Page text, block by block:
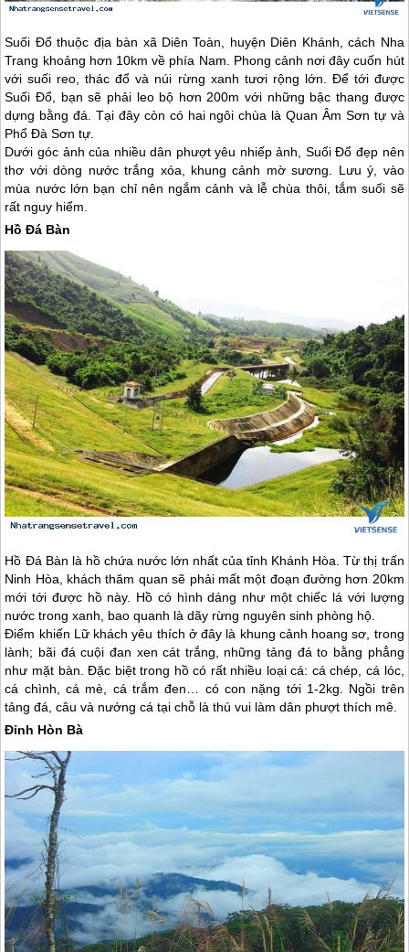
Suối Đổ thuộc địa bàn xã Diên Toàn, huyện Diên Khánh, cách Nha
Trang khoảng hơn 10km về phía Nam. Phong cảnh nơi đây cuốn hút
với suối reo, thác đổ và núi rừng xanh tươi rộng lớn. Để tới được
Suối Đổ, bạn sẽ phải leo bộ hơn 200m với những bậc thang được
dựng bằng đá. Tại đây còn có hai ngôi chùa là Quan Âm Sơn tự và
Phổ Đà Sơn tự.
Dưới góc ảnh của nhiều dân phượt yêu nhiếp ảnh, Suối Đổ đẹp nên
thơ với dòng nước trắng xóa, khung cảnh mờ sương. Lưu ý, vào
mùa nước lớn bạn chỉ nên ngắm cảnh và lễ chùa thôi, tắm suối sẽ
rất nguy hiểm.
Hồ Đá Bàn
Hồ Đá Bàn là hồ chứa nước lớn nhất của tỉnh Khánh Hòa. Từ thị trấn
Ninh Hòa, khách thăm quan sẽ phải mất một đoạn đường hơn 20km
mới tới được hồ này. Hồ có hình dáng như một chiếc lá với lượng
nước trong xanh, bao quanh là dãy rừng nguyên sinh phòng hộ.
Điểm khiến Lữ khách yêu thích ở đây là khung cảnh hoang sơ, trong
lành; bãi đá cuội đan xen cát trắng, những tảng đá to bằng phẳng
như mặt bàn. Đặc biệt trong hồ có rất nhiều loại cá: cá chép, cá lóc,
cá chình, cá mè, cá trắm đen… có con nặng tới 1-2kg. Ngồi trên
tảng đá, câu và nướng cá tại chỗ là thú vui làm dân phượt thích mê.
Đỉnh Hòn Bà